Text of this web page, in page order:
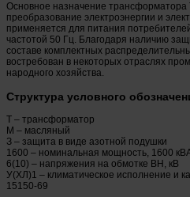
Основное назначение
преобразование электроэнергии и
применяется для питания
частотой 50 Гц. Благодаря наличию
составе комплектных
востребован в некоторых отраслях
народного хозяйства.
Структура условного
Т – трансформатор
М – масляный
З – защита в виде азотной подушки
1600 – номинальная мощность, 1600
6(10) – напряжения на обмотке ВН, кВ
У(ХЛ)1 – климатическое исполнение и
15150-69